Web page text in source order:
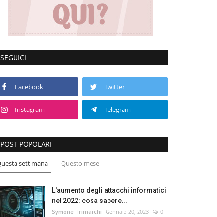
SEGUICI
Facebook Twitter
Instagram Telegram
POST POPOLARI
settimana Questo mese
L'aumento degli attacchi informatici
nel 2022: cosa sapere...
Symone Trimarchi Gennaio 20, 2023 0